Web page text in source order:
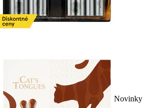
Novinky